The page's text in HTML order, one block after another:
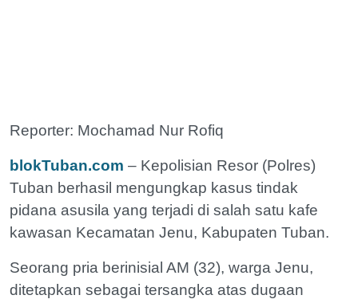
Reporter: Mochamad Nur Rofiq
blokTuban.com – Kepolisian Resor (Polres)
Tuban berhasil mengungkap kasus tindak
pidana asusila yang terjadi di salah satu kafe
kawasan Kecamatan Jenu, Kabupaten Tuban.
Seorang pria berinisial AM (32), warga Jenu,
ditetapkan sebagai tersangka atas dugaan